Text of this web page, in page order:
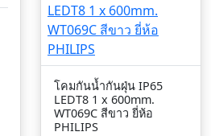
โคมกันน้ำกันฝุ่น IP65
LEDT8 1 x 600mm.
WT069C สีขาว ยี่ห้อ
PHILIPS